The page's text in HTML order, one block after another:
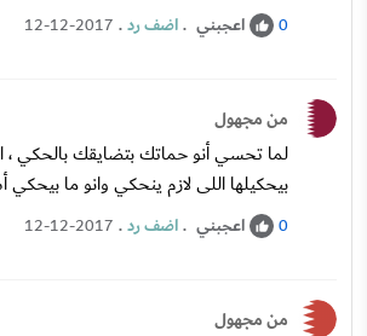
0 اعجبني .اضف رد.
12-12-2017
من مجهول
لما تحسي أنو حماتك بتضايقك بالحكي ،
بيحكيلها اللى لازم ينحكي وانو ما بيحكي
0 اعجبني .اضف رد.
12-12-2017
من مجهول